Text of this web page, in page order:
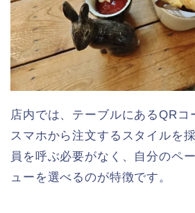
店内では、テーブルにあるQRコ
スマホから注文するスタイルを
員を呼ぶ必要がなく、自分のペ
ューを選べるのが特徴です。